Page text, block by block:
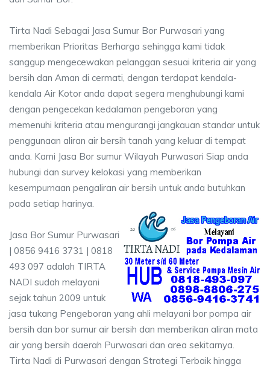
Tirta Nadi Sebagai Jasa Sumur Bor Purwasari yang
memberikan Prioritas Berharga sehingga kami tidak
sanggup mengecewakan pelanggan sesuai kriteria air yang
bersih dan Aman di cermati, dengan terdapat kendala-
kendala Air Kotor anda dapat segera menghubungi kami
dengan pengecekan kedalaman pengeboran yang
memenuhi kriteria atau mengurangi jangkauan standar untuk
penggunaan aliran air bersih tanah yang keluar di tempat
anda. Kami Jasa Bor sumur Wilayah Purwasari Siap anda
hubungi dan survey kelokasi yang memberikan
kesempurnaan pengaliran air bersih untuk anda butuhkan
pada setiap harinya.
Jasa Bor Sumur Purwasari
| 0856 9416 3731 | 0818
493 097 adalah TIRTA
NADI sudah melayani
sejak tahun 2009 untuk
jasa tukang Pengeboran yang ahli melayani bor pompa air
bersih dan bor sumur air bersih dan memberikan aliran mata
air yang bersih daerah Purwasari dan area sekitarnya.
Tirta Nadi di Purwasari dengan Strategi Terbaik hingga